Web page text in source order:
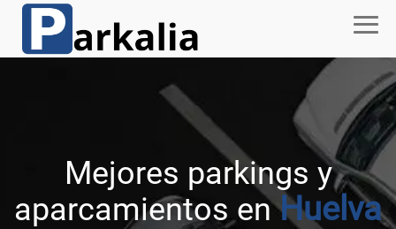
Mejores parkings y
aparcamientos enHuelva